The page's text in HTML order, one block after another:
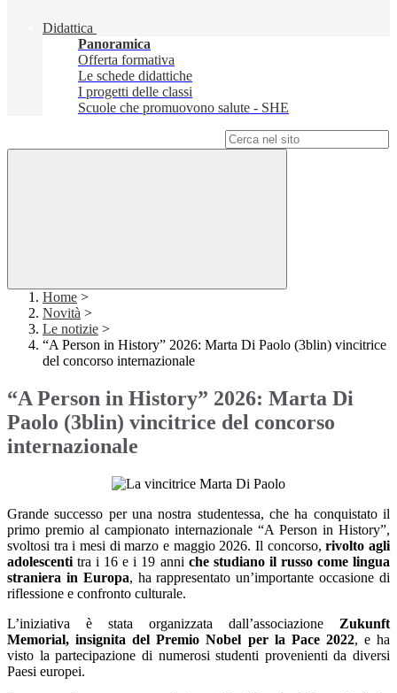
Didattica
Panoramica
Offerta formativa
Le schede didattiche
I progetti delle classi
Scuole che promuovono salute - SHE
Home >
Novità >
Le notizie >
“A Person in History” 2026: Marta Di Paolo (3blin) vincitrice
del concorso internazionale
“A Person in History” 2026: Marta Di
Paolo (3blin) vincitrice del concorso
internazionale
Grande successo per una nostra studentessa, che ha conquistato il
primo premio al campionato internazionale “A Person in History”,
svoltosi tra i mesi di marzo e maggio 2026. Il concorso,rivolto agli
adolescenti tra i 16 e i 19 anni che studiano il russo come lingua
straniera in Europa, ha rappresentato un’importante occasione di
riflessione e confronto culturale.
L’iniziativa è stata organizzata dall’associazione Zukunft
Memorial, insignita del Premio Nobel per la Pace 2022, e ha
visto la partecipazione di numerosi studenti provenienti da diversi
Paesi europei.